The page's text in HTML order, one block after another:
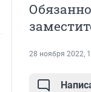
28 ноября 2022,